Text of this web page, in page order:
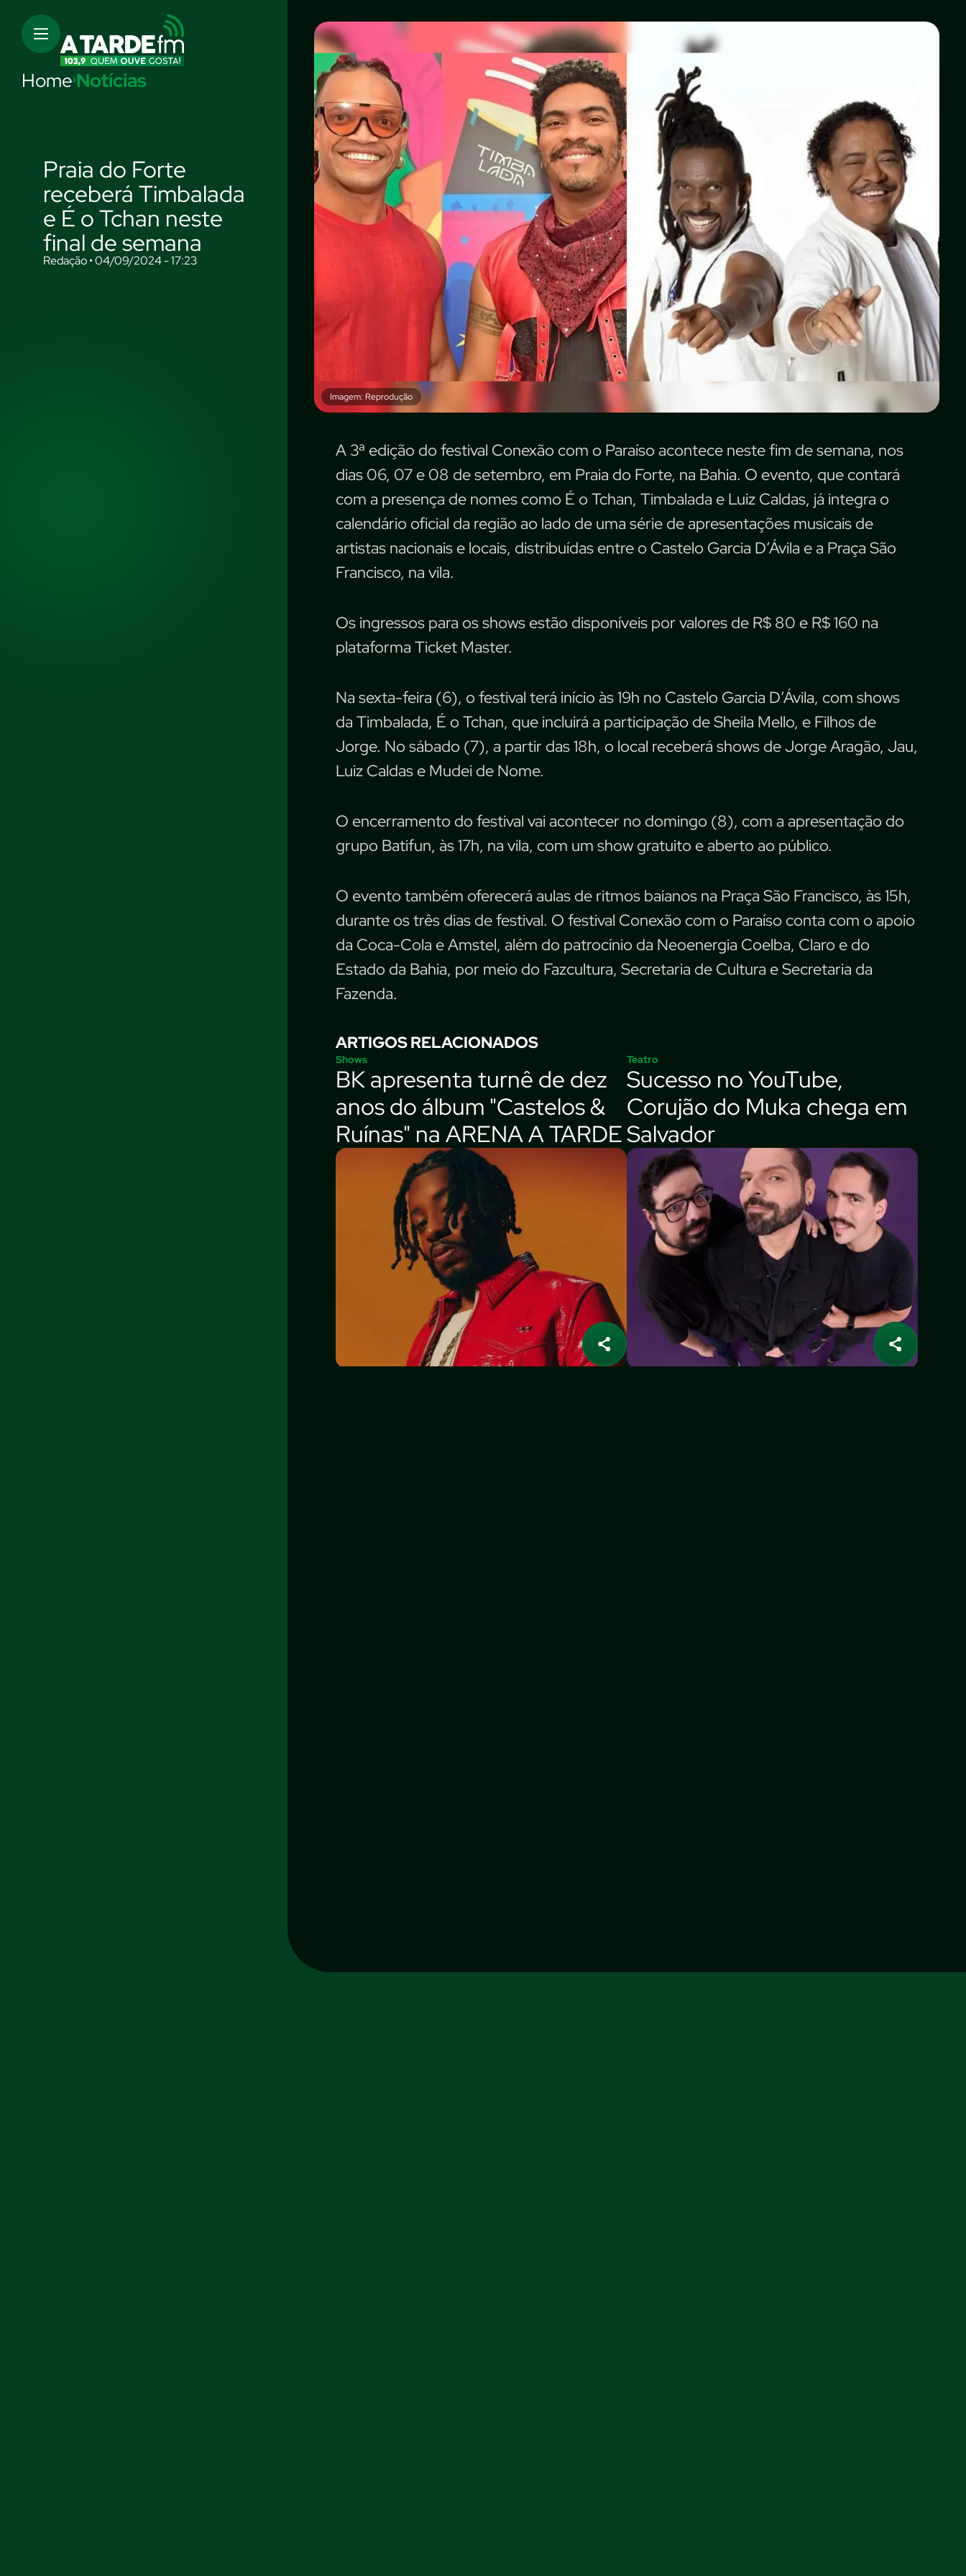
Home Notícias
Praia do Forte
receberá Timbalada
e É o Tchan neste
final de semana
Redação • 04/09/2024 - 17:23
Imagem: Reprodução
A 3ª edição do festival Conexão com o Paraíso acontece neste fim de semana, nos
dias 06, 07 e 08 de setembro, em Praia do Forte, na Bahia. O evento, que contará
com a presença de nomes como É o Tchan, Timbalada e Luiz Caldas, já integra o
calendário oficial da região ao lado de uma série de apresentações musicais de
artistas nacionais e locais, distribuídas entre o Castelo Garcia D’Ávila e a Praça São
Francisco, na vila.
Os ingressos para os shows estão disponíveis por valores de R$ 80 e R$ 160 na
plataforma Ticket Master.
Na sexta-feira (6), o festival terá início às 19h no Castelo Garcia D’Ávila, com shows
da Timbalada, É o Tchan, que incluirá a participação de Sheila Mello, e Filhos de
Jorge. No sábado (7), a partir das 18h, o local receberá shows de Jorge Aragão, Jau,
Luiz Caldas e Mudei de Nome.
O encerramento do festival vai acontecer no domingo (8), com a apresentação do
grupo Batifun, às 17h, na vila, com um show gratuito e aberto ao público.
O evento também oferecerá aulas de ritmos baianos na Praça São Francisco, às 15h,
durante os três dias de festival. O festival Conexão com o Paraíso conta com o apoio
da Coca-Cola e Amstel, além do patrocínio da Neoenergia Coelba, Claro e do
Estado da Bahia, por meio do Fazcultura, Secretaria de Cultura e Secretaria da
Fazenda.
ARTIGOS RELACIONADOS
Shows
BK apresenta turnê de dez
anos do álbum "Castelos &
Ruínas" na ARENA A TARDE
Teatro
Sucesso no YouTube,
Corujão do Muka chega em
Salvador